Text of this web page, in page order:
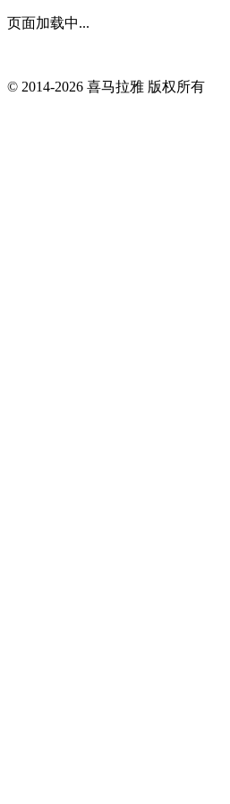
页面加载中...
© 2014-2026 喜马拉雅 版权所有